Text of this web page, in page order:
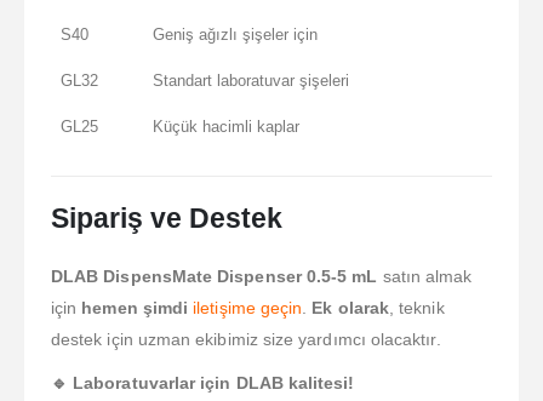
S40 Geniş ağızlı şişeler için
GL32 Standart laboratuvar şişeleri
GL25 Küçük hacimli kaplar
Sipariş ve Destek
DLAB DispensMate Dispenser 0.5-5 mL satın almak
için hemen şimdi iletişime geçin. Ek olarak, teknik
destek için uzman ekibimiz size yardımcı olacaktır.
🔹 Laboratuvarlar için DLAB kalitesi!